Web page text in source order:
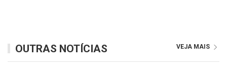
OUTRAS NOTÍCIAS VEJA MAIS